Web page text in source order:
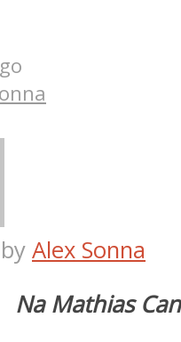
Alex Sonna
Na Mathias